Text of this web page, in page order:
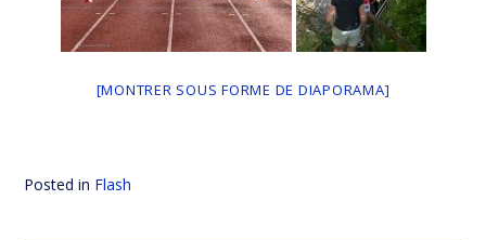
[MONTRER SOUS FORME DE DIAPORAMA]
Posted in Flash